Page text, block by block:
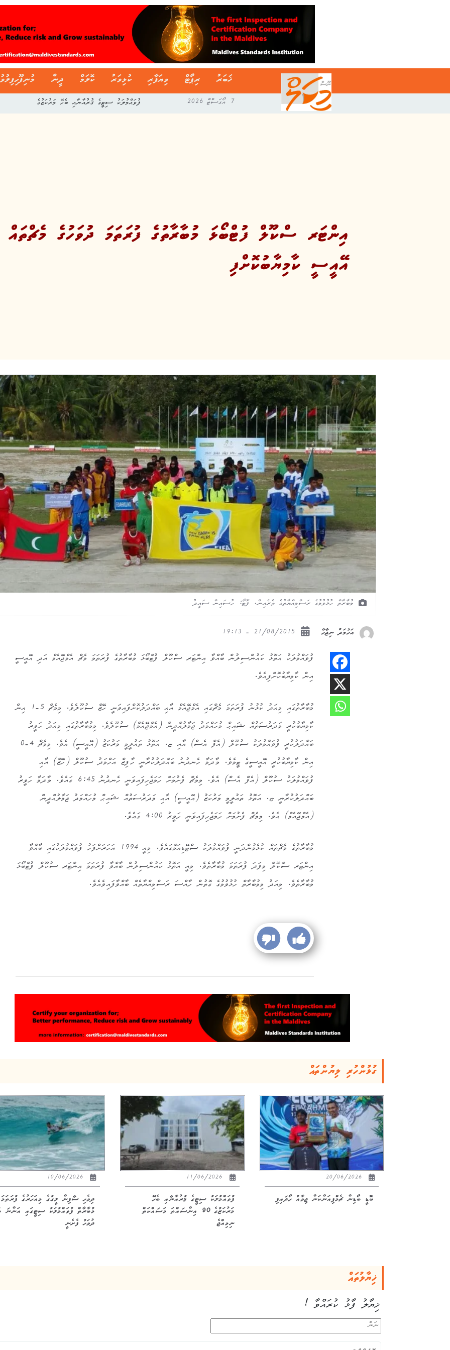
ޚަބަރު ރިޕޯޓް ވިޔަފާރި ކުޅިވަރު ކޮލަމް ދީން
7 އޯގަސްޓް 2026 ފުވައްމުލަކު ސިޓީގެ ޤުރުއާނާއި ބެހޭ މަރުކަޒުގެ
އިންޓަރ ސްކޫލް ފުޓްބޯޅަ މުބާރާތުގެ ފުރަތަމަ ދުވަހުގެ މެޗްތައް
އޭއީސީ ކާމިޔާބުކޮށްފި
މުބާރާތް ހުޅުވުމުގެ ރަސްމިއްޔާތުގެ ތެރެއިން. ފޮޓޯ: ހުސައިން ސައީދު
އަހުމަދު ނިޖާހް
ފުވައްމުލަކު އަތޮޅު ކައުންސިލުން ބާއްވާ އިންޓަރ ސްކޫލް ފުޓްބޯޅަ މުބާރާތުގެ ފުރަތަމަ މެޗް އެމްޖޭއެމް އަދި އޭއީސީ
އިން ކާމިޔާބުކޮށްފިއެވެ.
މުބާރާތުގައި މިއަދު ކުޅުނު ފުރަތަމަ މެޗްގައި އެމްޖޭއެމް އާއި ބައްދަލުކޮށްފައިވަނީ ހޭޒް ސުކޫލެވެ. މިމެޗް 5-1 އިން
ކާމިޔާބުކުރީ މަދަރުސަތުއް ޝައިޙް މުހައްމަދު ޖަމާލުއްދީން (އެމްޖޭއެމް) ސުކޫލެވެ. މިމުބާރާތުގައި މިއަދު ހަވީރު
ބައްދަލުކުރީ ފުވައްމުލަކު ސުކޫލް (އެފް އެސް) އާއި ޏ. އަތޮޅު ތައުލީމީ މަރުކަޒު (އޭއީސީ) އެވެ. މިމެޗް 4-0
އިން ކާމިޔާބުކުރީ އޭއީސީގެ ޓީމެވެ. މާދަމާ ހެނދުނު ބައްދަލުކުރާނީ ހާފިޒް އަހްމަދު ސުކޫލް (ހޭޒް) އާއި
ފުވައްމުލަކު ސުކޫލް (އެފް އެސް) އެވެ. މިމެޗް ފެށުމަށް ހަމަޖެހިފައިވަނީ ހެނދުނު 6:45 ގައެވެ. މާދަމާ ހަވީރު
ބައްދަލުކުރާނީ ޏ. އަތޮޅު ތައުލީމީ މަރުކަޒު (އޭއީސީ) އާއި މަދަރުސަތުއް ޝައިޙް މުހައްމަދު ޖަމާލުއްދީން
(އެމްޖޭއެމް) އެވެ. މިމެޗް ފެށުމަށް ހަމަޖެހިފައިވަނީ ހަވީރު 4:00 ގައެވެ.
މުބާރާތުގެ މެޗްތައް ކުޅެމުންދަނީ ފުވައްމުލަކު ސްޓޭޑިއަމްގައެވެ. މިއީ 1994 އަހަރަށްފަހު ފުވައްމުލަކުގައި ބާއްވާ
އިންޓަރ ސްކޫލް މިފަދަ ފުރަތަމަ މުބާރާތެވެ. މިއީ އަތޮޅު ކައުންސިލުން ބާއްވާ ފުރަތަމަ އިންޓަރ ސުކޫލް ފުޓްބޯޅަ
މުބާރާތެވެ. މިއަދު މިމުބާރާތް ހުޅުވުމުގެ ގޮތުން ހާއްސަ ރަސްމިއްޔާތެއް ބާއްވާފައިވެއެވެ.
ގުޅުންހުރި ލިޔުންތައް
20/06/2026
ބޮޑީ ބޯޑިން ޗެމްޕިއަންކަން ޖިވާއު ހޯދައިފި
ފުވައްމުލަކު ސިޓީގެ ޤުރުއާނާއި ބެހޭ
މަރުކަޒުގެ 90 އިންސައްތަ މަސައްކަތް
ނިމިއްޖެ
10/06/2026
ދިވެހި ސާފިން ލީގުގެ މިއަހަރުގެ ފުރަތަމަ
މުބާރާތް ފުވައްމުލަކު ސިޓީގައި އަންނަ
ދުވަހު ފެށެނީ
ޚިޔާލުތައް
ޚިޔާލު ފާޅު ކުރައްވާ !